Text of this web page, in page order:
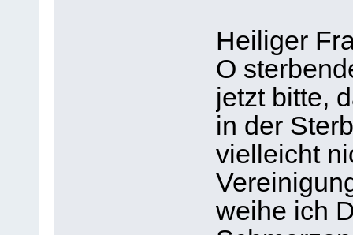
Heiliger
O
jetzt bitte,
in der
vielleicht
weihe ich